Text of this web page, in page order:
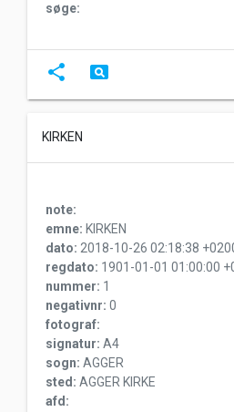
søge:
share pageview
KIRKEN
note:
emne: KIRKEN
dato: 2018-10-26 02:18:38
regdato: 1901-01-01 01:00:00
nummer: 1
negativnr: 0
fotograf:
signatur: A4
sogn: AGGER
sted: AGGER KIRKE
afd: